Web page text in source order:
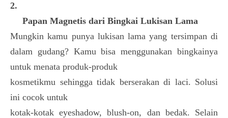
2.
Papan Magnetis dari Bingkai Lukisan Lama
Mungkin kamu punya lukisan lama yang tersimpan di
dalam gudang? Kamu bisa menggunakan bingkainya
untuk menata produk-produk
kosmetikmu sehingga tidak berserakan di laci. Solusi
ini cocok untuk
kotak-kotak eyeshadow, blush-on, dan bedak. Selain